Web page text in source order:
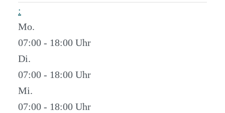
:
Mo.
07:00 - 18:00
Di.
07:00 - 18:00
Mi.
07:00 - 18:00